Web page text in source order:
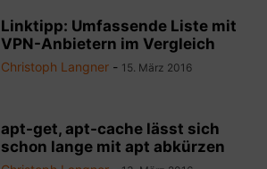
Linktipp: Umfassende Liste mit
VPN-Anbietern im Vergleich
Christoph Langner - 15. März 2016
apt-get, apt-cache lässt sich
schon lange mit apt abkürzen